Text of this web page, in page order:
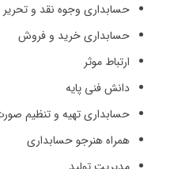
حسابداری وجوه نقد و تحریر
حسابداری خرید و فروش
ارتباط موثر
دانش فنی پایه
حسابداری تهیه و تنظیم
همراه هنرجو حسابداری